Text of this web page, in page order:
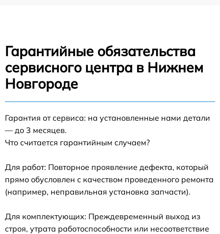
Гарантийные обязательства
сервисного центра в Нижнем
Новгороде
Гарантия от сервиса: на установленные нами детали
— до 3 месяцев.
Что считается гарантийным случаем?
Для работ: Повторное проявление дефекта, который
прямо обусловлен с качеством проведенного ремонта
(например, неправильная установка запчасти).
Для комплектующих: Преждевременный выход из
строя, утрата работоспособности или несоответствие